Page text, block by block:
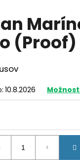
(Proof)
10.8.2026